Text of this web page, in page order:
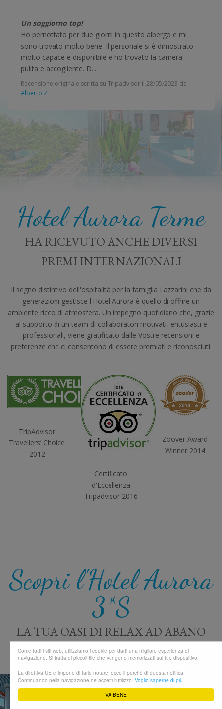
VA BENE
Come tutti i siti web, utilizziamo i cookie per darti una migliore esperienza di
navigazione. Si tratta di piccoli file che vengono memorizzati sul tuo dispositivo.
La direttiva UE ci impone di farlo notare, ecco il perché di questa notifica.
Continuando nella navigazione ne accetti l'utilizzo. Voglio saperne di più
Un soggiorno top!
Ho pernottato per due giorni in questo albergo e mi
sono trovato molto bene. Il personale si è dimostrato
molto capace e disponibile e ho trovato la camera
pulita e accogliente. D...
Recensione originale scritta su Tripadvisor il 28/05/2023 da
Alberto Z
Hotel Aurora Terme
HA RICEVUTO ANCHE DIVERSI
PREMI INTERNAZIONALI
Il segno distintivo dell'ospitalità per la famiglia Lazzarini che da
generazioni gestisce l'Hotel Aurora è quello di offrire un
ambiente ricco di atmosfera. Un impegno quotidiano che, grazie
al supporto di un team di collaboratori motivati, entusiasti e
professionali, viene gratificato dalle Vostre recensioni e
preferenze che ci consentono di essere premiati e riconosciuti.
TripAdvisor
Travellers’ Choice
2012
Certificato
d'Eccellenza
Tripadvisor 2016
Zoover Award
Winner 2014
Scopri l'Hotel Aurora
3*S
LA TUA OASI DI RELAX AD ABANO
TERME